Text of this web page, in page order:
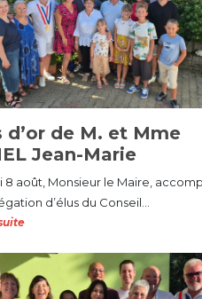
d’or de M. et Mme
Jean-Marie
8 août, Monsieur le Maire,
d’élus du Conseil...